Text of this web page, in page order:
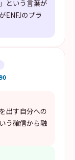
という言葉が
ENFJのプラ
90
出す自分への
う確信から融